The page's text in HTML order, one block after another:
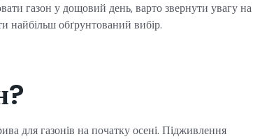
газон у дощовий день, варто звернути увагу на
найбільш обґрунтований вибір.
для газонів на початку осені. Підживлення